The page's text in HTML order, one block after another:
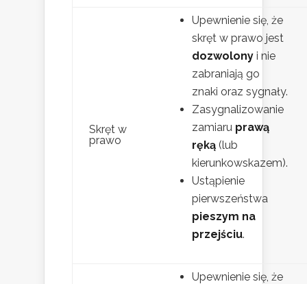
Skręt w
prawo
Upewnienie się, że
skręt w prawo jest
dozwolony i nie
zabraniają go
znaki oraz sygnały.
Zasygnalizowanie
zamiaru prawą
ręką (lub
kierunkowskazem).
Ustąpienie
pierwszeństwa
pieszym na
przejściu.
Upewnienie się, że